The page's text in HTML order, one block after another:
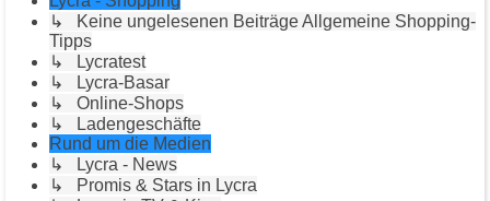
↳ Keine ungelesenen Beiträge Allgemeine Shopping-
Tipps
↳ Lycratest
↳ Lycra-Basar
↳ Online-Shops
↳ Ladengeschäfte
Rund um die Medien
↳ Lycra - News
↳ Promis & Stars in Lycra